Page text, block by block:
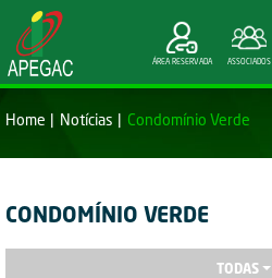
ÁREA RESERVADA ASSOCIADOS
Home Notícias Condomínio Verde
CONDOMÍNIO VERDE
TODAS